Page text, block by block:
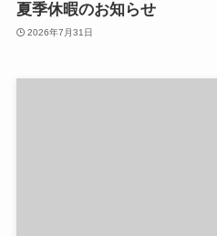
夏季休暇のお知らせ
2026年7月31日